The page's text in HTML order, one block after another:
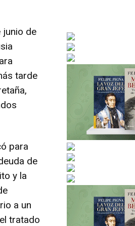
junio de
tarde
para
de
y la
a un
tratado